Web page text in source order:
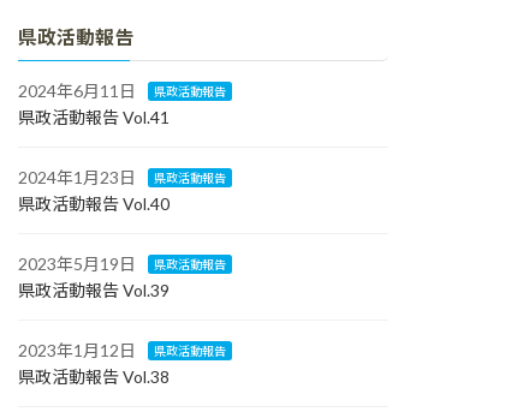
県政活動報告
2024年6月11日 県政活動報告
県政活動報告 Vol.41
2024年1月23日 県政活動報告
県政活動報告 Vol.40
2023年5月19日 県政活動報告
県政活動報告 Vol.39
2023年1月12日 県政活動報告
県政活動報告 Vol.38